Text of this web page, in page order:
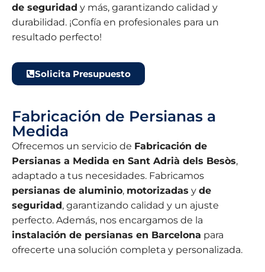
de seguridad y más, garantizando calidad y
durabilidad. ¡Confía en profesionales para un
resultado perfecto!
Solicita Presupuesto
Fabricación de Persianas a
Medida
Ofrecemos un servicio de Fabricación de
Persianas a Medida en Sant Adrià dels Besòs,
adaptado a tus necesidades. Fabricamos
persianas de aluminio, motorizadas y de
seguridad, garantizando calidad y un ajuste
perfecto. Además, nos encargamos de la
instalación de persianas en Barcelona para
ofrecerte una solución completa y personalizada.